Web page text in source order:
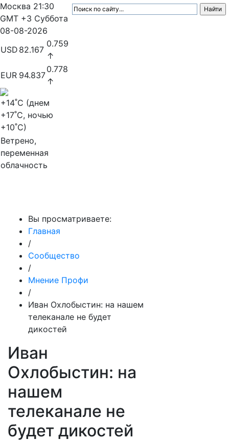
Москва 21:30
GMT +3 Суббота
08-08-2026
USD 82.167
0.759
↑
EUR 94.837
0.778
↑
+14˚C (днем
+17˚C, ночью
+10˚C)
Ветрено,
переменная
облачность
Вы просматриваете:
Главная
/
Сообщество
/
Мнение Профи
/
Иван Охлобыстин: на нашем
телеканале не будет
дикостей
Иван
Охлобыстин: на
нашем
телеканале не
будет дикостей